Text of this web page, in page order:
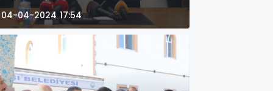
04-04-2024 17:54